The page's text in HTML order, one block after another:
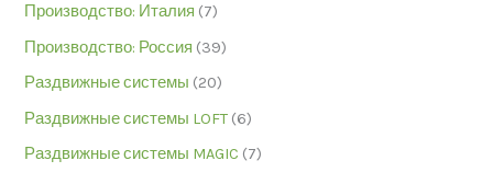
Производство: Италия (7)
Производство: Россия (39)
Раздвижные системы (20)
Раздвижные системы LOFT (6)
Раздвижные системы MAGIC (7)